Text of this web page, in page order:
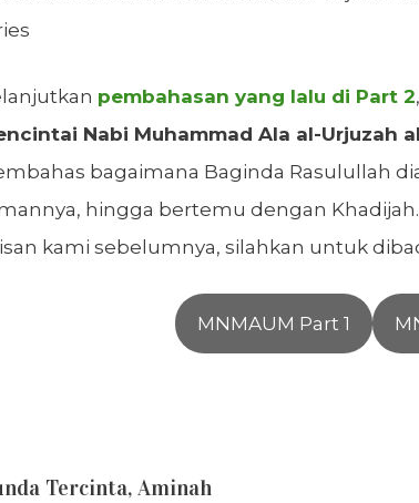
pembahasan yang lalu di Part 2
Nabi Muhammad Ala al-Urjuzah
bagaimana Baginda Rasulullah
hingga bertemu dengan
kami sebelumnya, silahkan untuk
MNMAUM Part 1
Tercinta, Aminah